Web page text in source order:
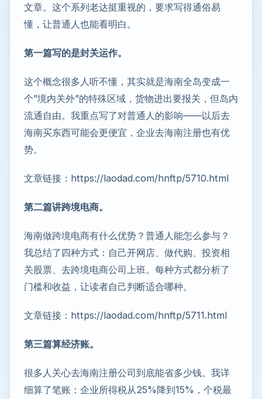
文章。这个系列老达挺重视的，要求写得通俗易
懂，让普通人也能看明白。
第一篇写的是封关运作。
这个概念很多人听不懂，其实就是海南全岛变成一
个”境内关外”的特殊区域，货物进出要报关，但岛内
流通自由。我重点写了对普通人的影响——以后去
海南买东西可能会更便宜，企业去海南注册也有优
势。
文章链接：https://laodad.com/hnftp/5710.html
第二篇讲跨境电商。
海南做跨境电商有什么优势？普通人能怎么参与？
我总结了四种方式：自己开网店、做代购、投资相
关股票、去跨境电商公司上班。每种方式都分析了
门槛和收益，让读者自己判断适合哪种。
文章链接：https://laodad.com/hnftp/5711.html
第三篇算经济账。
很多人关心去海南注册公司到底能省多少钱。我详
细算了笔账：企业所得税从25%降到15%，个税最